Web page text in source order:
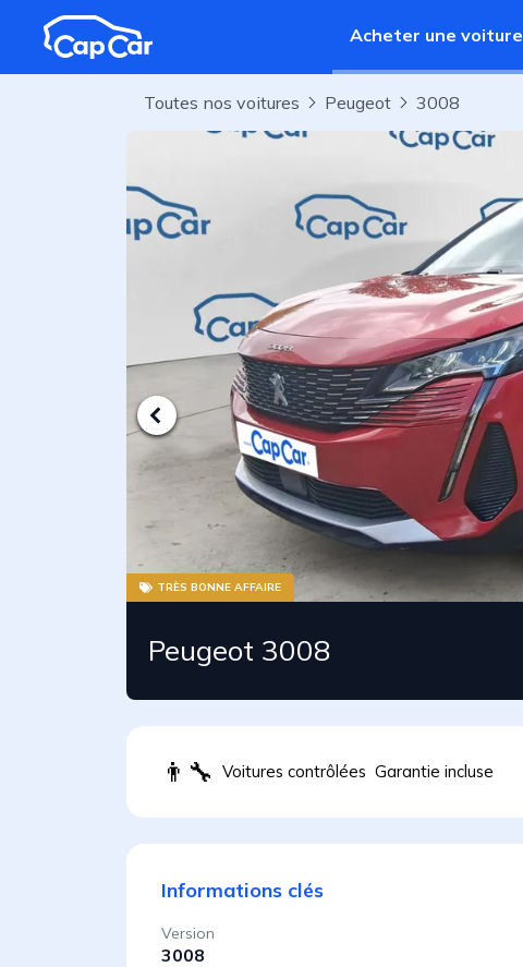
Aller au contenu principal
Acheter une voiture
Toutes nos voitures Peugeot 3008
TRÈS BONNE AFFAIRE
Peugeot 3008
👨 Voitures contrôlées Garantie incluse
Informations clés
Version
3008